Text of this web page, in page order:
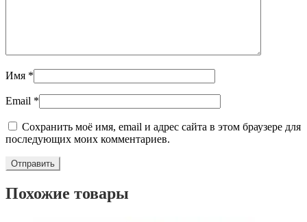
Имя *
Email *
Сохранить моё имя, email и адрес сайта в этом браузере для
последующих моих комментариев.
Похожие товары